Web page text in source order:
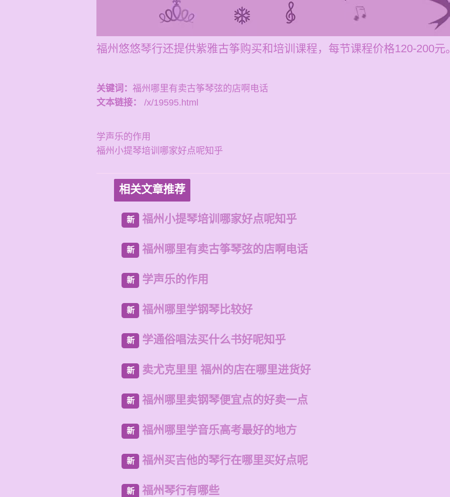
福州悠悠琴行还提供紫雅古筝购买和培训课程，每节课程价格120-200元
关键词： 福州哪里有卖古筝琴弦的店啊电话
文本链接：
/x/19595.html
学声乐的作用
福州小提琴培训哪家好点呢知乎
相关文章推荐
新 福州小提琴培训哪家好点呢知乎
新 福州哪里有卖古筝琴弦的店啊电话
新 学声乐的作用
新 福州哪里学钢琴比较好
新 学通俗唱法买什么书好呢知乎
新 卖尤克里里 福州的店在哪里进货好
新 福州哪里卖钢琴便宜点的好卖一点
新 福州哪里学音乐高考最好的地方
新 福州买吉他的琴行在哪里买好点呢
新 福州琴行有哪些